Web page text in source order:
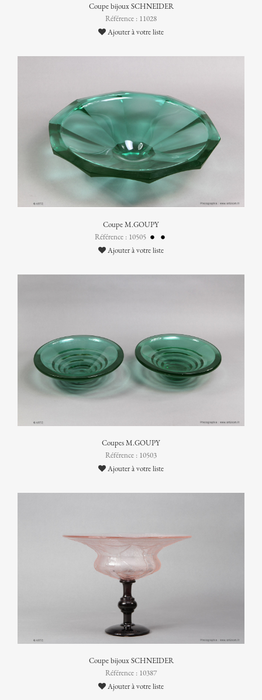
Coupe bijoux SCHNEIDER
Référence : 11028
Ajouter à votre liste
Coupe M.GOUPY
Référence : 10505
Ajouter à votre liste
Coupes M.GOUPY
Référence : 10503
Ajouter à votre liste
Coupe bijoux SCHNEIDER
Référence : 10387
Ajouter à votre liste